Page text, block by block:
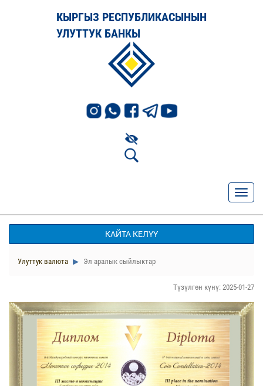
КЫРГЫЗ РЕСПУБЛИКАСЫНЫН
УЛУТТУК БАНКЫ
КАЙТА КЕЛҮҮ
Улуттук валюта Эл аралык сыйлыктар
Түзүлгөн күнү: 2025-01-27